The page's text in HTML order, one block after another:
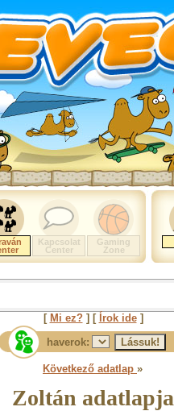
Kapcsolat
Center
Gaming
Zone
[ Mi ez?] [ Írok ide]
haverok:
Következő adatlap »
Zoltán adatlapja